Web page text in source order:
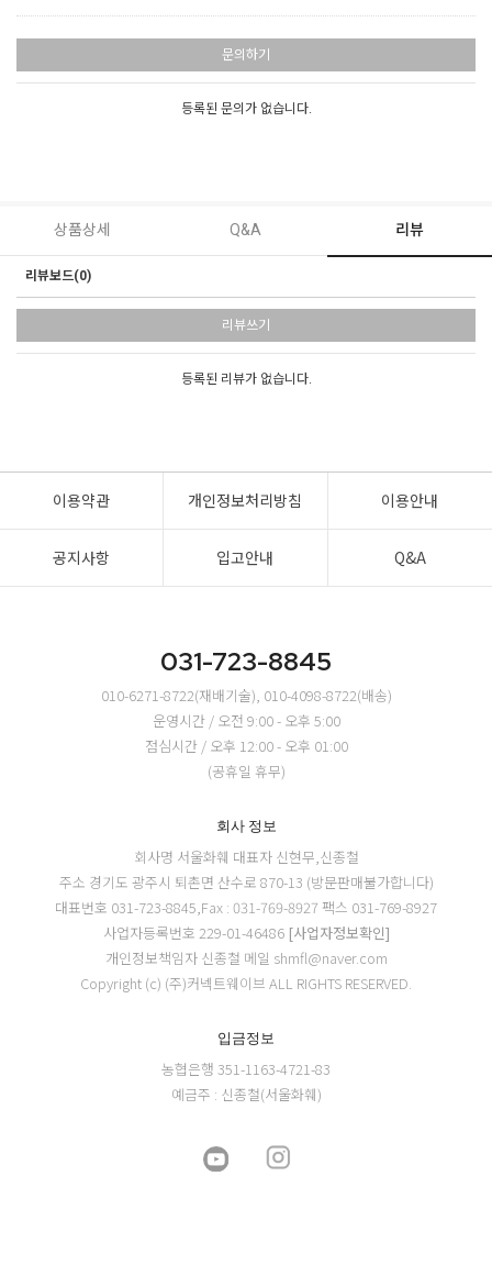
문의하기
등록된 문의가 없습니다.
상품상세 Q&A 리뷰
리뷰보드(0)
리뷰쓰기
등록된 리뷰가 없습니다.
이용약관 개인정보처리방침 이용안내
공지사항 입고안내 Q&A
031-723-8845
010-6271-8722(재배기술), 010-4098-8722(배송)
운영시간 / 오전 9:00 - 오후 5:00
점심시간 / 오후 12:00 - 오후 01:00
(공휴일 휴무)
회사 정보
회사명 서울화훼 대표자 신현무,신종철
주소 경기도 광주시 퇴촌면 산수로 870-13 (방문판매불가합니다)
대표번호 031-723-8845,Fax : 031-769-8927 팩스 031-769-8927
사업자등록번호 229-01-46486 [사업자정보확인]
개인정보책임자 신종철 메일 shmfl@naver.com
Copyright (c) (주)커넥트웨이브 ALL RIGHTS RESERVED.
입금정보
농협은행 351-1163-4721-83
예금주 : 신종철(서울화훼)